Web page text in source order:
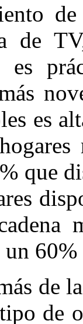
de
es
es
que
de
de